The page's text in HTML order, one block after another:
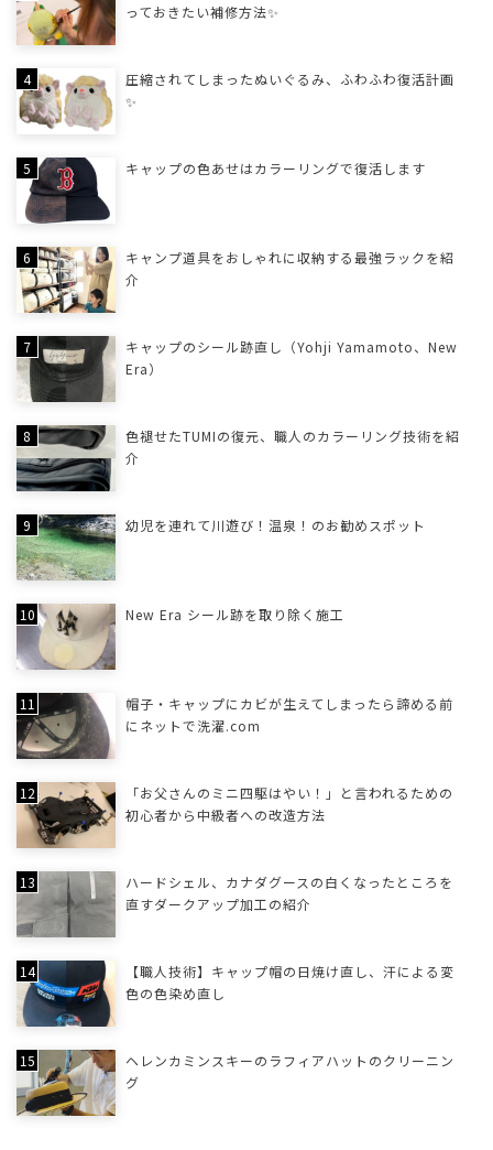
っておきたい補修方法✨
圧縮されてしまったぬいぐるみ、ふわふわ復活計画
✨
キャップの色あせはカラーリングで復活します
キャンプ道具をおしゃれに収納する最強ラックを紹
介
キャップのシール跡直し（Yohji Yamamoto、New
Era）
色褪せたTUMIの復元、職人のカラーリング技術を紹
介
幼児を連れて川遊び！温泉！のお勧めスポット
New Era シール跡を取り除く施工
帽子・キャップにカビが生えてしまったら諦める前
にネットで洗濯.com
「お父さんのミニ四駆はやい！」と言われるための
初心者から中級者への改造方法
ハードシェル、カナダグースの白くなったところを
直すダークアップ加工の紹介
【職人技術】キャップ帽の日焼け直し、汗による変
色の色染め直し
ヘレンカミンスキーのラフィアハットのクリーニン
グ